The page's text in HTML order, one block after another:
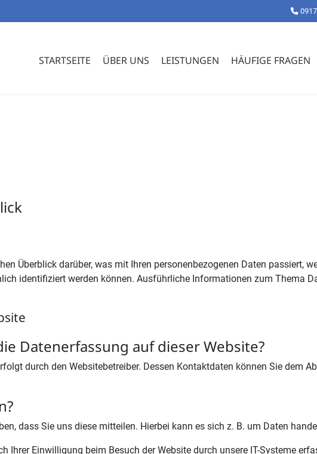
STARTSEITE ÜBER UNS LEISTUNGEN HÄUFIGE FRAGEN
Überblick darüber, was mit Ihren personenbezogenen Daten passiert,
identifiziert werden können. Ausführliche Informationen zum Thema
Datenerfassung auf dieser Website?
durch den Websitebetreiber. Dessen Kontaktdaten können Sie dem
dass Sie uns diese mitteilen. Hierbei kann es sich z. B. um Daten
Ihrer Einwilligung beim Besuch der Website durch unsere IT-Systeme